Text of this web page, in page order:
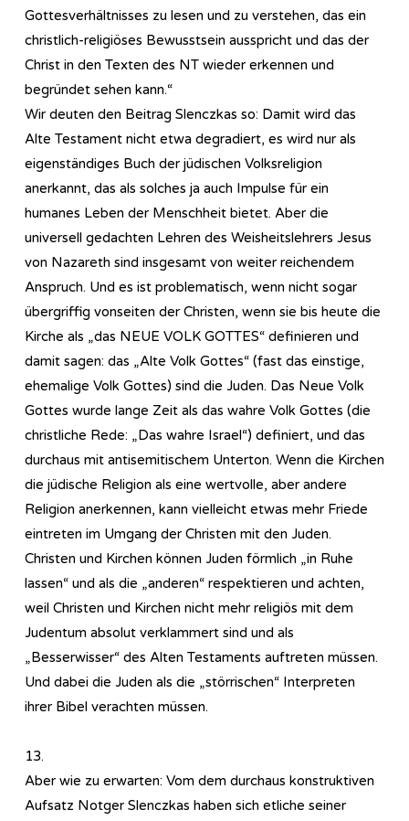
Gottesverhältnisses zu lesen und zu verstehen, das ein
christlich-religiöses Bewusstsein ausspricht und das der
Christ in den Texten des NT wieder erkennen und
begründet sehen kann.“
Wir deuten den Beitrag Slenczkas so: Damit wird das
Alte Testament nicht etwa degradiert, es wird nur als
eigenständiges Buch der jüdischen Volksreligion
anerkannt, das als solches ja auch Impulse für ein
humanes Leben der Menschheit bietet. Aber die
universell gedachten Lehren des Weisheitslehrers Jesus
von Nazareth sind insgesamt von weiter reichendem
Anspruch. Und es ist problematisch, wenn nicht sogar
übergriffig vonseiten der Christen, wenn sie bis heute die
Kirche als „das NEUE VOLK GOTTES“ definieren und
damit sagen: das „Alte Volk Gottes“ (fast das einstige,
ehemalige Volk Gottes) sind die Juden. Das Neue Volk
Gottes wurde lange Zeit als das wahre Volk Gottes (die
christliche Rede: „Das wahre Israel“) definiert, und das
durchaus mit antisemitischem Unterton. Wenn die Kirchen
die jüdische Religion als eine wertvolle, aber andere
Religion anerkennen, kann vielleicht etwas mehr Friede
eintreten im Umgang der Christen mit den Juden.
Christen und Kirchen können Juden förmlich „in Ruhe
lassen“ und als die „anderen“ respektieren und achten,
weil Christen und Kirchen nicht mehr religiös mit dem
Judentum absolut verklammert sind und als
„Besserwisser“ des Alten Testaments auftreten müssen.
Und dabei die Juden als die „störrischen“ Interpreten
ihrer Bibel verachten müssen.
13.
Aber wie zu erwarten: Vom dem durchaus konstruktiven
Aufsatz Notger Slenczkas haben sich etliche seiner